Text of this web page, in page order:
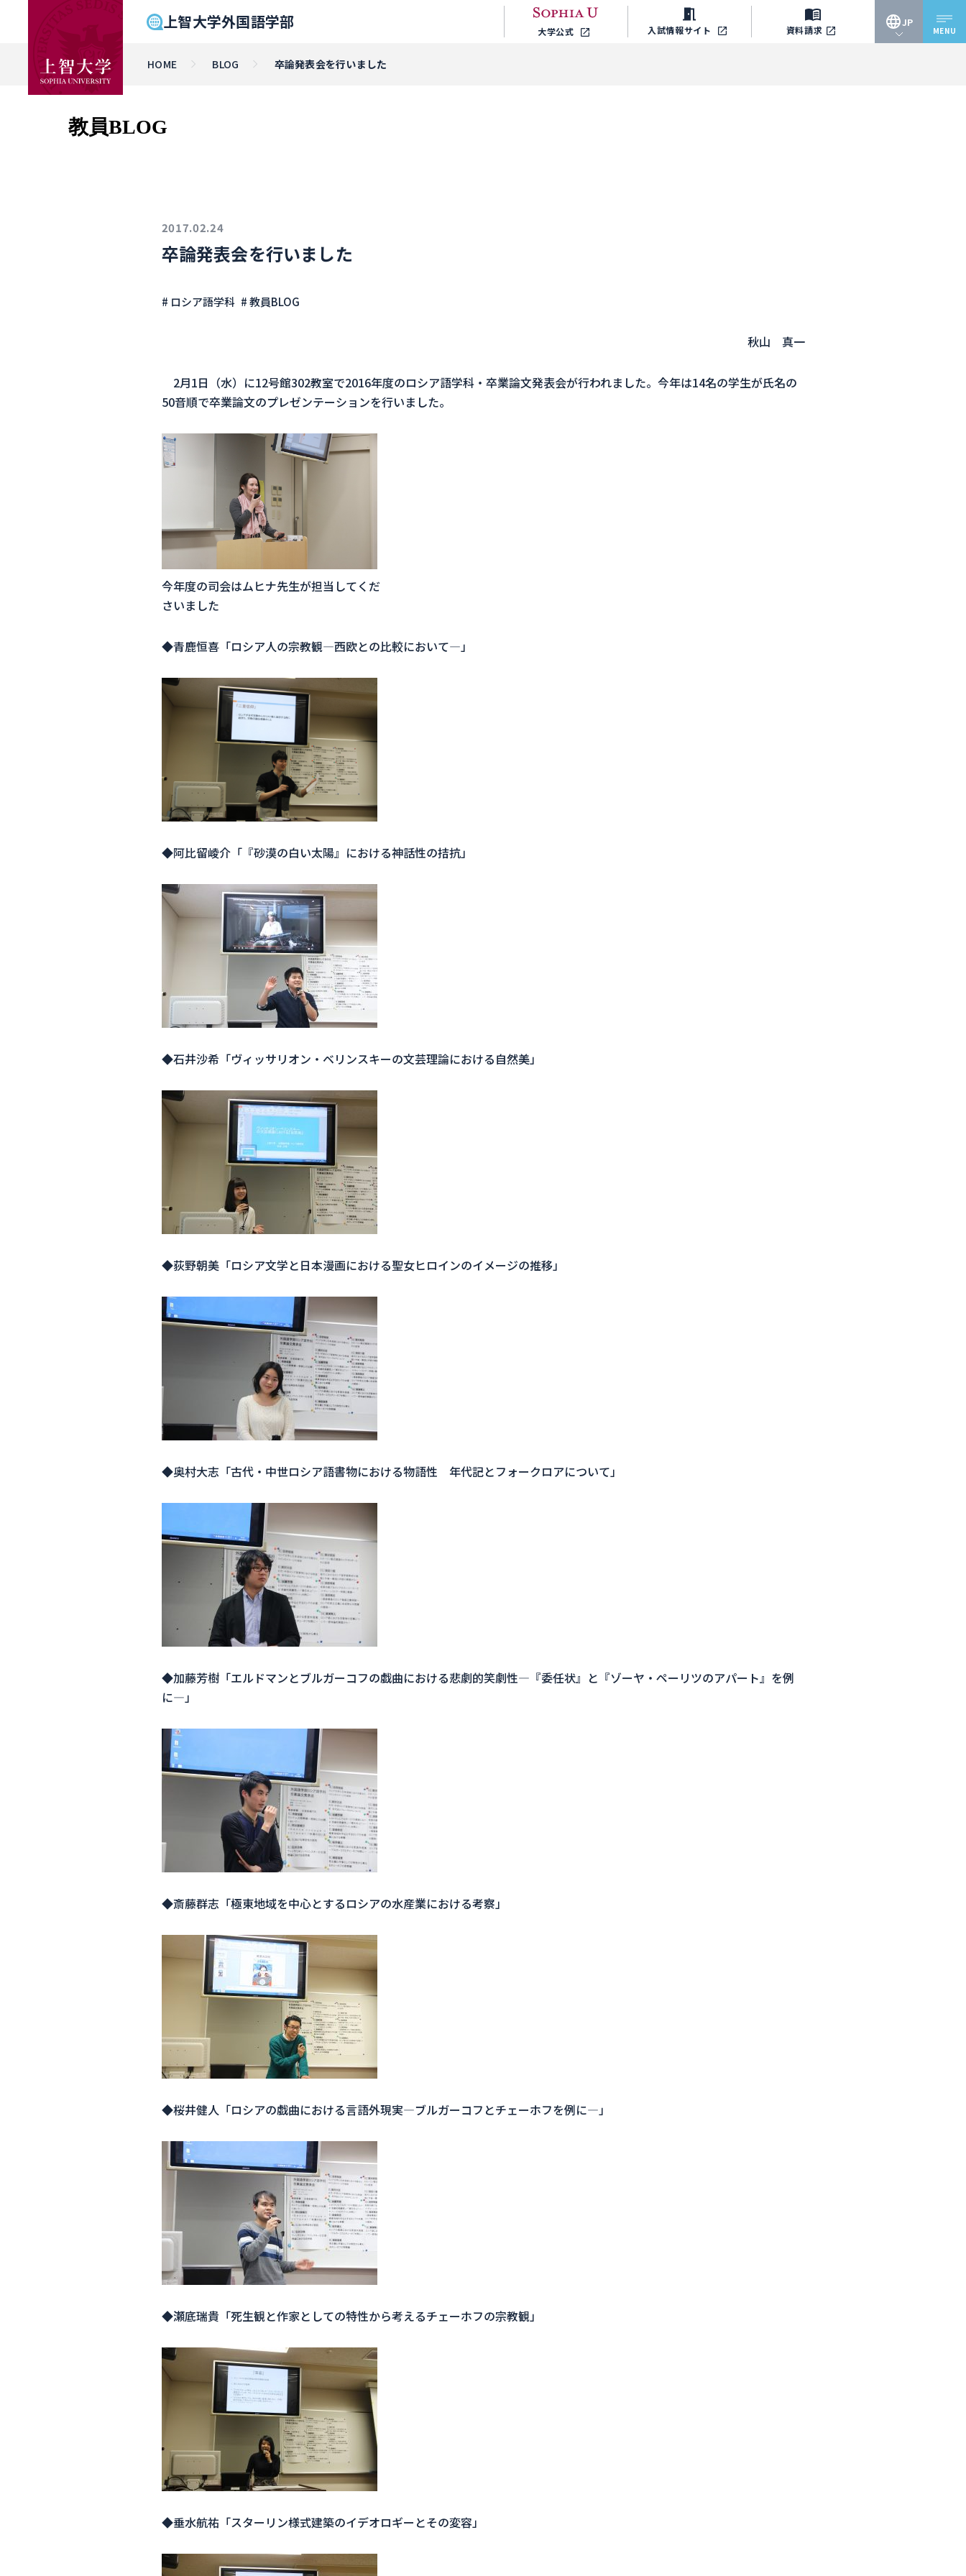
上智大学外国語学部 大学公式 入試情報サイト 資料請求
JP
MENU
HOME BLOG 卒論発表会を行いました
教員BLOG
2017.02.24
卒論発表会を行いました
# ロシア語学科 # 教員BLOG
秋山 真一
2月1日（水）に12号館302教室で2016年度のロシア語学科・卒業論文発表会が行われました。今年は14名の学生が氏名の
50音順で卒業論文のプレゼンテーションを行いました。
今年度の司会はムヒナ先生が担当してくだ
さいました
◆青鹿恒喜「ロシア人の宗教観―西欧との比較において―」
◆阿比留崚介「『砂漠の白い太陽』における神話性の拮抗」
◆石井沙希「ヴィッサリオン・ベリンスキーの文芸理論における自然美」
◆荻野朝美「ロシア文学と日本漫画における聖女ヒロインのイメージの推移」
◆奥村大志「古代・中世ロシア語書物における物語性 年代記とフォークロアについて」
◆加藤芳樹「エルドマンとブルガーコフの戯曲における悲劇的笑劇性―『委任状』と『ゾーヤ・ペーリツのアパート』を例
に―」
◆斎藤群志「極東地域を中心とするロシアの水産業における考察」
◆桜井健人「ロシアの戯曲における言語外現実―ブルガーコフとチェーホフを例に―」
◆瀬底瑞貴「死生観と作家としての特性から考えるチェーホフの宗教観」
◆垂水航祐「スターリン様式建築のイデオロギーとその変容」